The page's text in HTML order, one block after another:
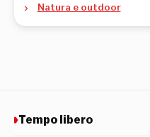
Natura e outdoor
Tempo libero